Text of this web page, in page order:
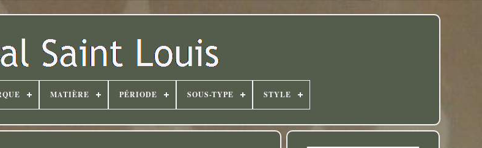
MATIÈRE PÉRIODE SOUS-TYPE STYLE